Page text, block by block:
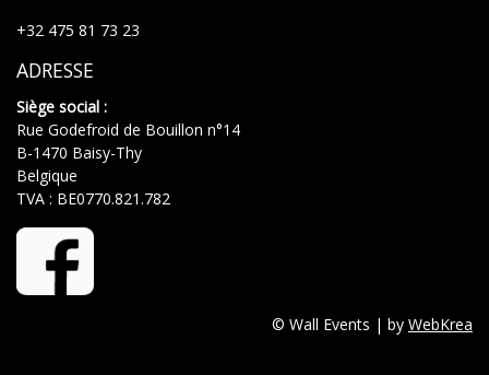
+32 475 81 73 23
ADRESSE
Siège social :
Rue Godefroid de Bouillon n°14
B-1470 Baisy-Thy
Belgique
TVA : BE0770.821.782
© Wall Events | by WebKrea